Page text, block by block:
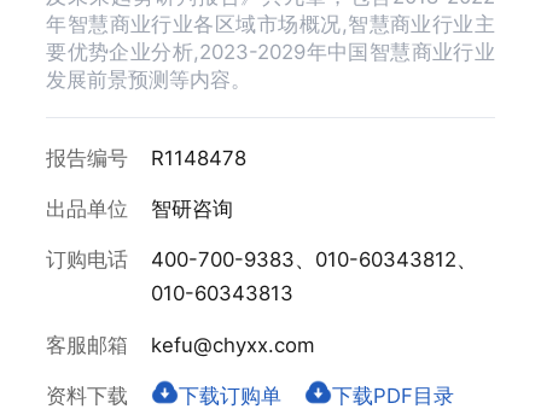
年智慧商业行业各区域市场概况,智慧商业行业主
要优势企业分析,2023-2029年中国智慧商业行业
发展前景预测等内容。
报告编号 R1148478
出品单位 智研咨询
订购电话
400-700-9383、010-60343812、
010-60343813
客服邮箱 kefu@chyxx.com
资料下载 下载订购单 下载PDF目录